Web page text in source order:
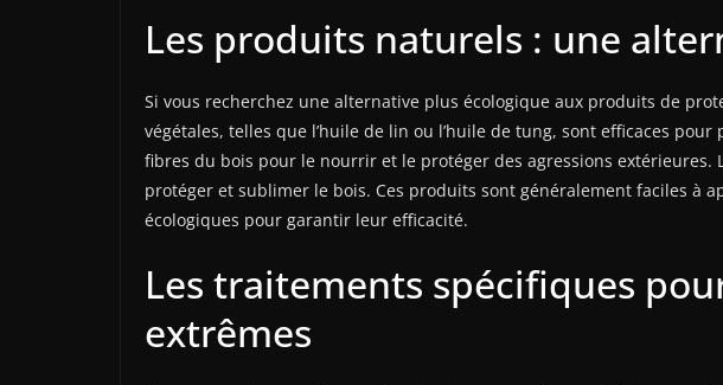
Les produits naturels : une
Si vous recherchez une alternative plus écologique aux produits de
végétales, telles que l’huile de lin ou l’huile de tung, sont efficaces
fibres du bois pour le nourrir et le protéger des agressions
protéger et sublimer le bois. Ces produits sont généralement faciles à
écologiques pour garantir leur efficacité.
Les traitements spécifiques
extrêmes